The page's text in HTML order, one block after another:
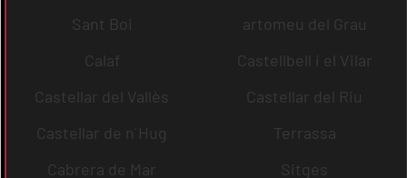
Sant Boi
artomeu del Grau
Calaf
Castellbell i el Vilar
Castellar del Vallès
Castellar del Riu
Castellar de n´Hug
Terrassa
Cabrera de Mar
Sitges